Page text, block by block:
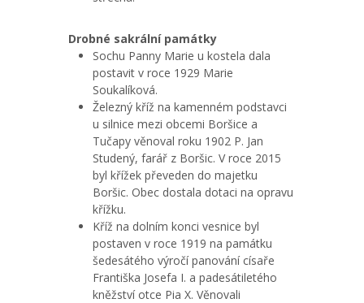
Drobné sakrální památky
Sochu Panny Marie u kostela dala
postavit v roce 1929 Marie
Soukalíková.
Železný kříž na kamenném podstavci
u silnice mezi obcemi Boršice a
Tučapy věnoval roku 1902 P. Jan
Studený, farář z Boršic. V roce 2015
byl křížek převeden do majetku
Boršic. Obec dostala dotaci na opravu
křížku.
Kříž na dolním konci vesnice byl
postaven v roce 1919 na památku
šedesátého výročí panování císaře
Františka Josefa I. a padesátiletého
kněžství otce Pia X. Věnovali